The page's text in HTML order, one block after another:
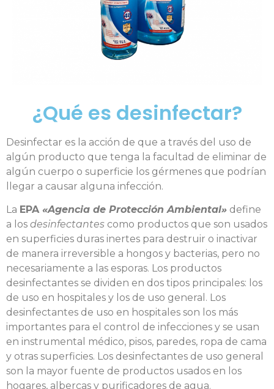
¿Qué es desinfectar?
Desinfectar es la acción de que a través del uso de
algún producto que tenga la facultad de eliminar de
algún cuerpo o superficie los gérmenes que podrían
llegar a causar alguna infección.
La EPA «Agencia de Protección Ambiental» define
a los desinfectantes como productos que son usados
en superficies duras inertes para destruir o inactivar
de manera irreversible a hongos y bacterias, pero no
necesariamente a las esporas. Los productos
desinfectantes se dividen en dos tipos principales: los
de uso en hospitales y los de uso general. Los
desinfectantes de uso en hospitales son los más
importantes para el control de infecciones y se usan
en instrumental médico, pisos, paredes, ropa de cama
y otras superficies. Los desinfectantes de uso general
son la mayor fuente de productos usados en los
hogares, albercas y purificadores de agua.